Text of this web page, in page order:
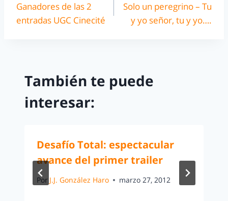
Ganadores de las 2
entradas UGC Cinecité
Solo un peregrino – Tu
y yo señor, tu y yo….
También te puede
interesar:
Desafío Total: espectacular
avance del primer trailer
Por J.J. González Haro marzo 27, 2012